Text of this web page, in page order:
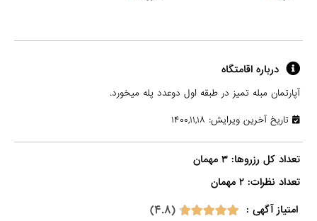
درباره اقامتگاه
آپارتمان مبله تمیز در طبقه اول دوعدد پله میخورد.
تاریخ آخرین ویرایش: ۱۴۰۰,۱۱,۱۸
تعداد کل رزروها: ۳ مهمان
تعداد نظرات: ۲ مهمان
امتیاز آگهی :
(۴.۸)